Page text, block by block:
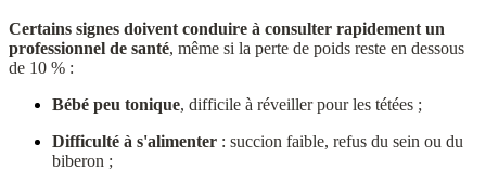
Certains signes doivent conduire à consulter rapidement un
professionnel de santé, même si la perte de poids reste en dessous
de 10 % :
Bébé peu tonique, difficile à réveiller pour les tétées ;
Difficulté à s'alimenter : succion faible, refus du sein ou du
biberon ;